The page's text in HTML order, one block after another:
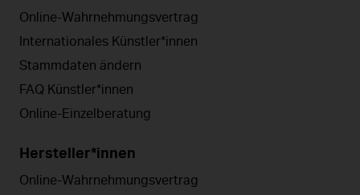
Online-Wahrnehmungsvertrag
Internationales Künstler*innen
Stammdaten ändern
FAQ Künstler*innen
Online-Einzelberatung
Hersteller*innen
Online-Wahrnehmungsvertrag